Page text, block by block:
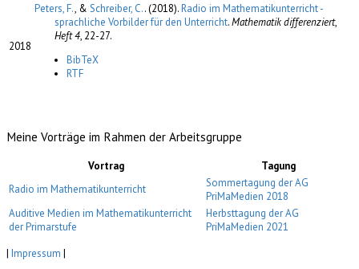
2018
Peters, F., & Schreiber, C.. (2018).Radio im Mathematikunterricht -
sprachliche Vorbilder für den Unterricht.Mathematik differenziert,
Heft 4, 22-27.
BibTeX
RTF
Meine Vorträge im Rahmen der Arbeitsgruppe
Vortrag
Tagung
Radio im Mathematikunterricht
Sommertagung der AG
PriMaMedien 2018
Auditive Medien im Mathematikunterricht
der Primarstufe
Herbsttagung der AG
PriMaMedien 2021
| Impressum |